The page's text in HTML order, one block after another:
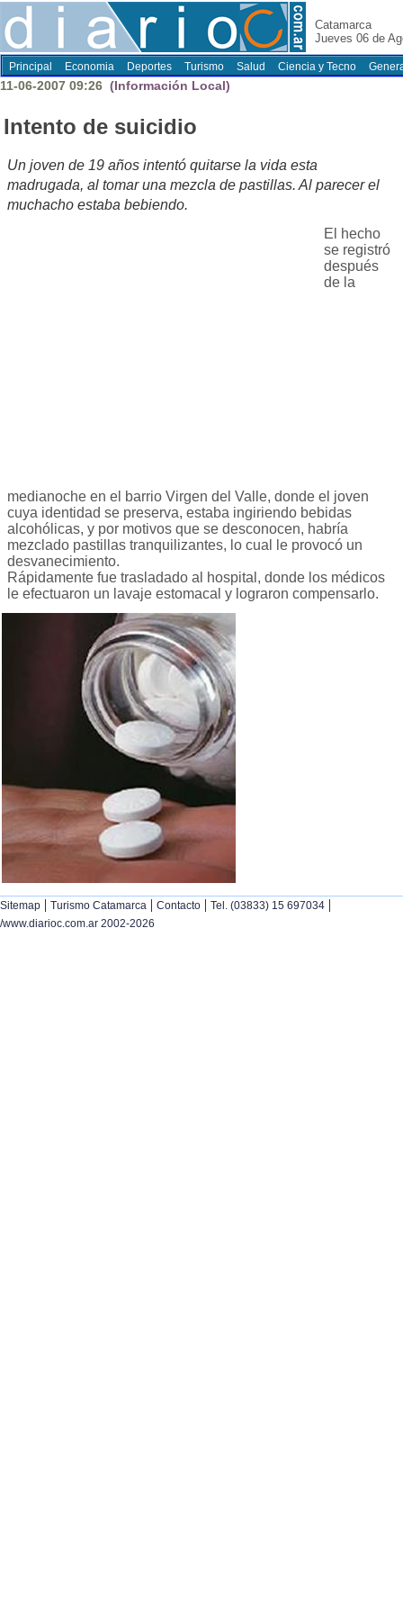
Catamarca
Jueves 06 de
Principal Economia Deportes Turismo Salud Ciencia y Tecno
11-06-2007 09:26 (Información Local)
Intento de suicidio
Un joven de 19 años intentó quitarse la vida esta
madrugada, al tomar una mezcla de pastillas. Al parecer el
muchacho estaba bebiendo.
El hecho
se registró
después
de la
medianoche en el barrio Virgen del Valle, donde el joven
cuya identidad se preserva, estaba ingiriendo bebidas
alcohólicas, y por motivos que se desconocen, habría
mezclado pastillas tranquilizantes, lo cual le provocó un
desvanecimiento.
Rápidamente fue trasladado al hospital, donde los médicos
le efectuaron un lavaje estomacal y lograron compensarlo.
Sitemap | Turismo Catamarca | Contacto | Tel. (03833) 15 697034 |
/www.diarioc.com.ar 2002-2026